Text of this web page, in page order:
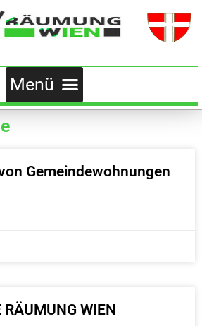
Gemeindewohnungen
RÄUMUNG WIEN